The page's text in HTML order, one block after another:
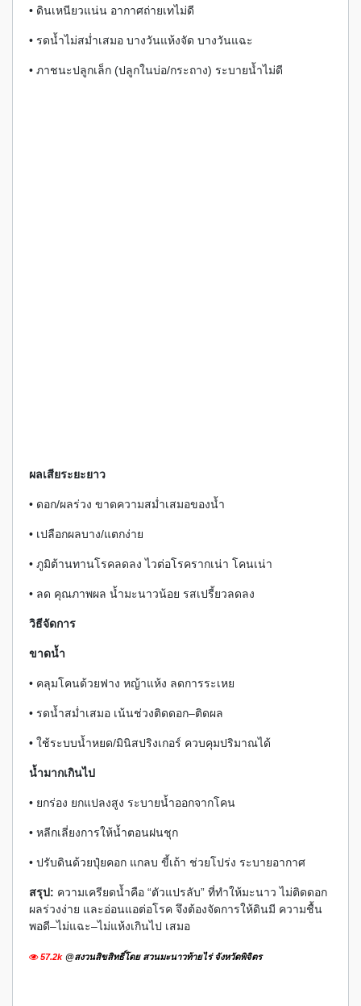
• ดินเหนียวแน่น อากาศถ่ายเทไม่ดี
• รดน้ำไม่สม่ำเสมอ บางวันแห้งจัด บางวันแฉะ
• ภาชนะปลูกเล็ก (ปลูกในบ่อ/กระถาง) ระบายน้ำไม่ดี
ผลเสียระยะยาว
• ดอก/ผลร่วง ขาดความสม่ำเสมอของน้ำ
• เปลือกผลบาง/แตกง่าย
• ภูมิต้านทานโรคลดลง ไวต่อโรครากเน่า โคนเน่า
• ลด คุณภาพผล น้ำมะนาวน้อย รสเปรี้ยวลดลง
วิธีจัดการ
ขาดน้ำ
• คลุมโคนด้วยฟาง หญ้าแห้ง ลดการระเหย
• รดน้ำสม่ำเสมอ เน้นช่วงติดดอก–ติดผล
• ใช้ระบบน้ำหยด/มินิสปริงเกอร์ ควบคุมปริมาณได้
น้ำมากเกินไป
• ยกร่อง ยกแปลงสูง ระบายน้ำออกจากโคน
• หลีกเลี่ยงการให้น้ำตอนฝนชุก
• ปรับดินด้วยปุ๋ยคอก แกลบ ขี้เถ้า ช่วยโปร่ง ระบายอากาศ
สรุป: ความเครียดน้ำคือ “ตัวแปรลับ” ที่ทำให้มะนาว ไม่ติดดอก
ผลร่วงง่าย และอ่อนแอต่อโรค จึงต้องจัดการให้ดินมี ความชื้น
พอดี–ไม่แฉะ–ไม่แห้งเกินไป เสมอ
57.2k @สงวนสิขสิทธิ์โดย สวนมะนาวท้ายไร่ จังหวัดพิจิตร